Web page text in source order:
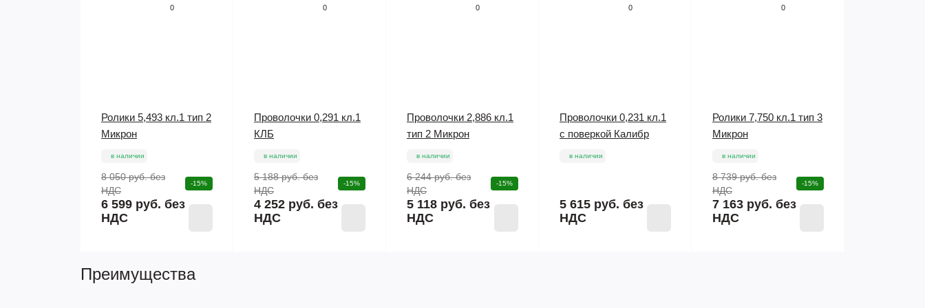
0
Ролики 5,493 кл.1 тип 2
Микрон
в наличии
8 050 руб.без
НДС
-15%
6 599 руб. без
НДС
0
Проволочки 0,291 кл.1
КЛБ
в наличии
5 188 руб.без
НДС
-15%
4 252 руб. без
НДС
0
Проволочки 2,886 кл.1
тип 2 Микрон
в наличии
6 244 руб.без
НДС
-15%
5 118 руб. без
НДС
0
Проволочки 0,231 кл.1
с поверкой Калибр
в наличии
5 615 руб. без
НДС
0
Ролики 7,750 кл.1 тип 3
Микрон
в наличии
8 739 руб.без
НДС
-15%
7 163 руб. без
НДС
Преимущества